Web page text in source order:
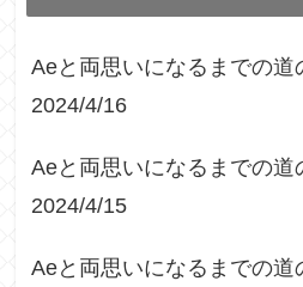
Aeと両思いになるまでの道
2024/4/16
Aeと両思いになるまでの道
2024/4/15
Aeと両思いになるまでの道